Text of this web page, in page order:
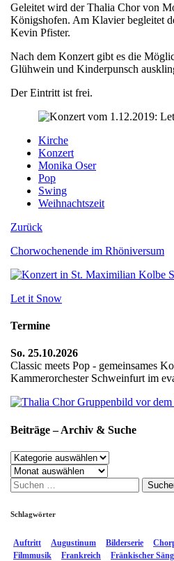
Geleitet wird der Thalia Chor von
Königshofen. Am Klavier begleitet
Kevin Pfister.
Nach dem Konzert gibt es die
Glühwein und Kinderpunsch
Der Eintritt ist frei.
Kirche
Konzert
Monika Oser
Pop
Swing
Weihnachtszeit
Zurück
Chorwochenende im Rhöniversum
Let it Snow
Termine
So. 25.10.2026
Classic meets Pop - gemeinsames
Kammerorchester Schweinfurt im
Beiträge – Archiv & Suche
Beiträge
–
Archiv
&
Archiv
Suchen
nach:
Schlagwörter
Auftritt Augustinum Bilderserie
Filmmusik
Frankreich Fränkischer